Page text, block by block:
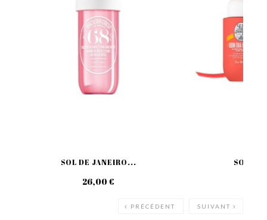
SOL DE JANEIRO...
26,00 €
SOL DE
PRÉCÉDENT SUIVANT